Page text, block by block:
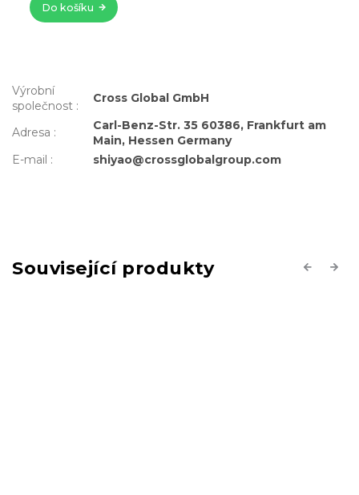
Do košíku
Výrobní
společnost :
Cross Global GmbH
Adresa :
Carl-Benz-Str. 35 60386, Frankfurt am
Main, Hessen Germany
E-mail : shiyao@crossglobalgroup.com
Související produkty Previous
Next